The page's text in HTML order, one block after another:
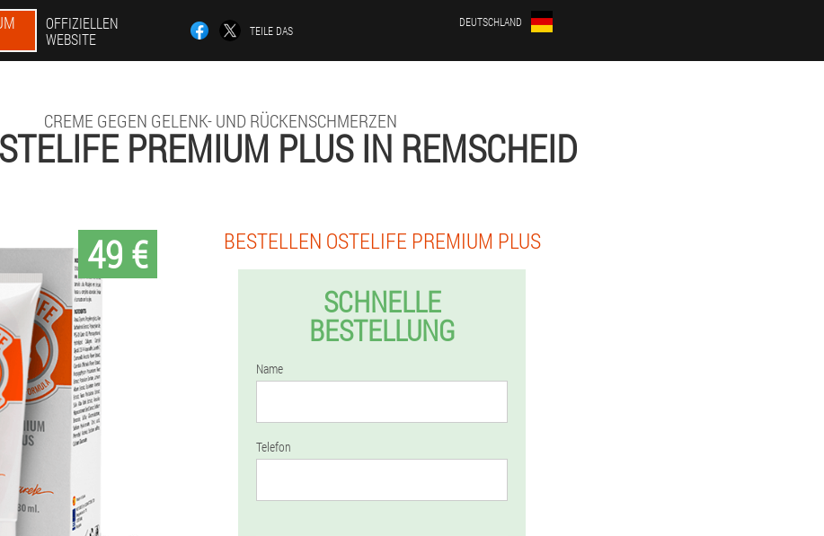
OFFIZIELLEN
WEBSITE
TEILE DAS
DEUTSCHLAND
CREME GEGEN GELENK- UND RÜCKENSCHMERZEN
PREMIUM PLUS IN REMSCHEID
49 € BESTELLEN OSTELIFE PREMIUM PLUS
SCHNELLE
BESTELLUNG
Name
Telefon